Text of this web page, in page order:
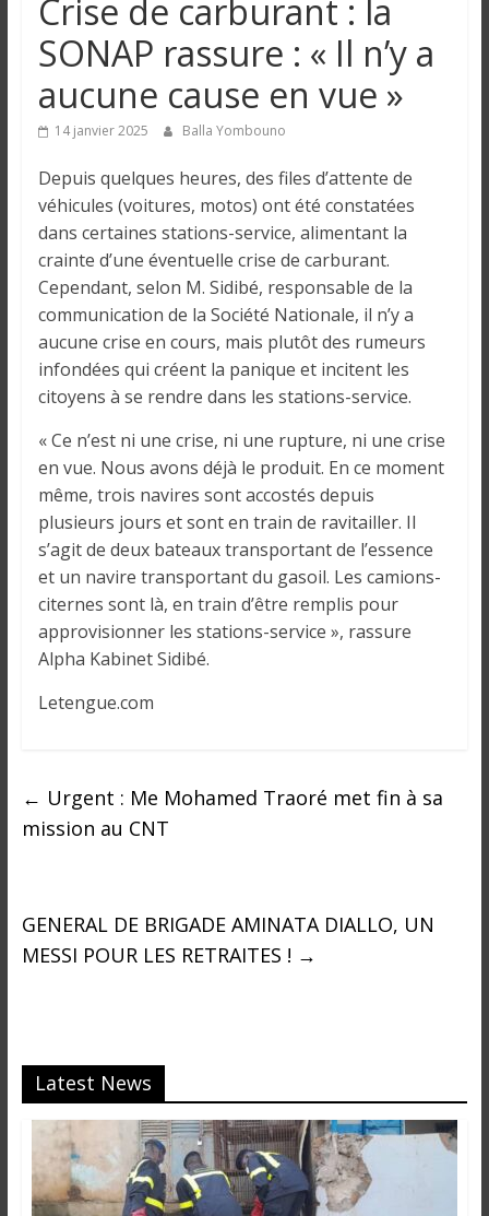
n
g
u
e
s
u
G
u
e
Crise de carburant : la
SONAP rassure : « Il n’y a
aucune cause en vue »
14 janvier 2025 Balla Yombouno
Depuis quelques heures, des files d’attente de
véhicules (voitures, motos) ont été constatées
dans certaines stations-service, alimentant la
crainte d’une éventuelle crise de carburant.
Cependant, selon M. Sidibé, responsable de la
communication de la Société Nationale, il n’y a
aucune crise en cours, mais plutôt des rumeurs
infondées qui créent la panique et incitent les
citoyens à se rendre dans les stations-service.
« Ce n’est ni une crise, ni une rupture, ni une crise
en vue. Nous avons déjà le produit. En ce moment
même, trois navires sont accostés depuis
plusieurs jours et sont en train de ravitailler. Il
s’agit de deux bateaux transportant de l’essence
et un navire transportant du gasoil. Les camions-
citernes sont là, en train d’être remplis pour
approvisionner les stations-service », rassure
Alpha Kabinet Sidibé.
Letengue.com
← Urgent : Me Mohamed Traoré met fin à sa
mission au CNT
GENERAL DE BRIGADE AMINATA DIALLO, UN
MESSI POUR LES RETRAITES ! →
Latest News